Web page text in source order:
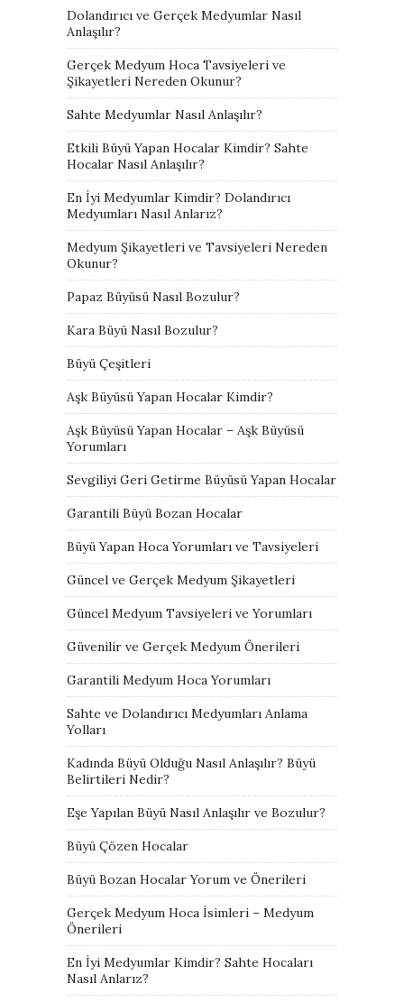
Dolandırıcı ve Gerçek Medyumlar Nasıl
Anlaşılır?
Gerçek Medyum Hoca Tavsiyeleri ve
Şikayetleri Nereden Okunur?
Sahte Medyumlar Nasıl Anlaşılır?
Etkili Büyü Yapan Hocalar Kimdir? Sahte
Hocalar Nasıl Anlaşılır?
En İyi Medyumlar Kimdir? Dolandırıcı
Medyumları Nasıl Anlarız?
Medyum Şikayetleri ve Tavsiyeleri Nereden
Okunur?
Papaz Büyüsü Nasıl Bozulur?
Kara Büyü Nasıl Bozulur?
Büyü Çeşitleri
Aşk Büyüsü Yapan Hocalar Kimdir?
Aşk Büyüsü Yapan Hocalar – Aşk Büyüsü
Yorumları
Sevgiliyi Geri Getirme Büyüsü Yapan Hocalar
Garantili Büyü Bozan Hocalar
Büyü Yapan Hoca Yorumları ve Tavsiyeleri
Güncel ve Gerçek Medyum Şikayetleri
Güncel Medyum Tavsiyeleri ve Yorumları
Güvenilir ve Gerçek Medyum Önerileri
Garantili Medyum Hoca Yorumları
Sahte ve Dolandırıcı Medyumları Anlama
Yolları
Kadında Büyü Olduğu Nasıl Anlaşılır? Büyü
Belirtileri Nedir?
Eşe Yapılan Büyü Nasıl Anlaşılır ve Bozulur?
Büyü Çözen Hocalar
Büyü Bozan Hocalar Yorum ve Önerileri
Gerçek Medyum Hoca İsimleri – Medyum
Önerileri
En İyi Medyumlar Kimdir? Sahte Hocaları
Nasıl Anlarız?